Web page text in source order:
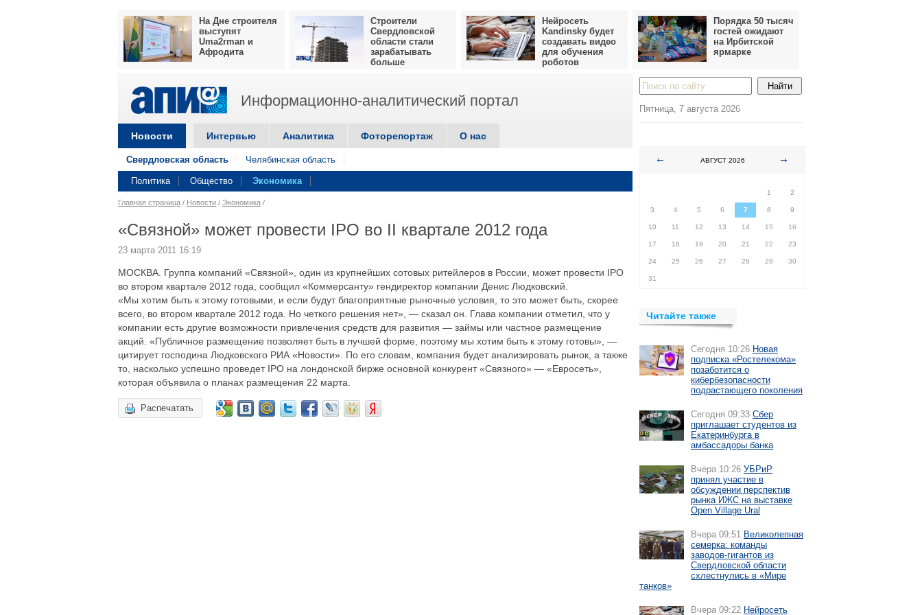
На Дне строителя
выступят
Uma2rman и
Афродита
Строители
Свердловской
области стали
зарабатывать
больше
Нейросеть
Kandinsky будет
создавать видео
для обучения
роботов
Порядка 50 тысяч
гостей ожидают
на Ирбитской
ярмарке
Информационно-аналитический портал
Новости Интервью Аналитика Фоторепортаж О нас
Свердловская область Челябинская область
Политика Общество Экономика
Главная страница / Новости / Экономика /
«Связной» может провести IPO во II квартале 2012 года
23 марта 2011 16:19
МОСКВА. Группа компаний «Связной», один из крупнейших сотовых ритейлеров в России, может провести IPO
во втором квартале 2012 года, сообщил «Коммерсанту» гендиректор компании Денис Людковский.
«Мы хотим быть к этому готовыми, и если будут благоприятные рыночные условия, то это может быть, скорее
всего, во втором квартале 2012 года. Но четкого решения нет», — сказал он. Глава компании отметил, что у
компании есть другие возможности привлечения средств для развития — займы или частное размещение
акций. «Публичное размещение позволяет быть в лучшей форме, поэтому мы хотим быть к этому готовы», —
цитирует господина Людковского РИА «Новости». По его словам, компания будет анализировать рынок, а также
то, насколько успешно проведет IPO на лондонской бирже основной конкурент «Связного» — «Евросеть»,
которая объявила о планах размещения 22 марта.
Распечатать
Пятница, 7 августа 2026
АВГУСТ 2026
1
2
3 4 5 6 7 8 9
10 11 12 13 14 15 16
17 18 19 20 21 22 23
24 25 26 27 28 29 30
31
Читайте также
Сегодня 10:26 Новая
подписка «Ростелекома»
позаботится о
кибербезопасности
подрастающего поколения
Сегодня 09:33 Сбер
приглашает студентов из
Екатеринбурга в
амбассадоры банка
Вчера 10:26 УБРиР
принял участие в
обсуждении перспектив
рынка ИЖС на выставке
Open Village Ural
Вчера 09:51 Великолепная
семерка: команды
заводов-гигантов из
Свердловской области
схлестнулись в «Мире
танков»
Вчера 09:22 Нейросеть